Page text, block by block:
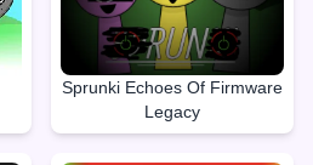
Sprunki Echoes Of Firmware
Legacy